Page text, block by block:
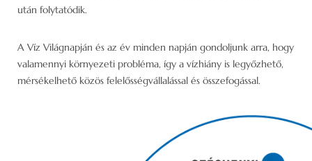
után folytatódik.
A Víz Világnapján és az év minden napján gondoljunk arra, hogy
valamennyi környezeti probléma, így a vízhiány is legyőzhető,
mérsékelhető közös felelősségvállalással és összefogással.